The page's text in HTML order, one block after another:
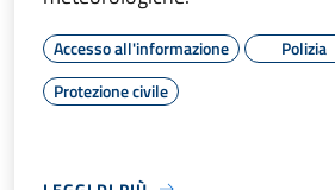
Accesso all'informazione
Polizia
Protezione civile